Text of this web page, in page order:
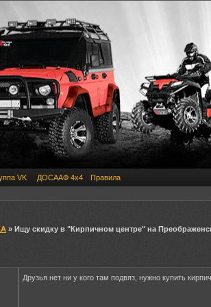
VK ДОСААФ 4х4 Правила
» Ищу скидку в "Кирпичном центре" на
Друзья нет ни у кого там подвяз, нужно купить